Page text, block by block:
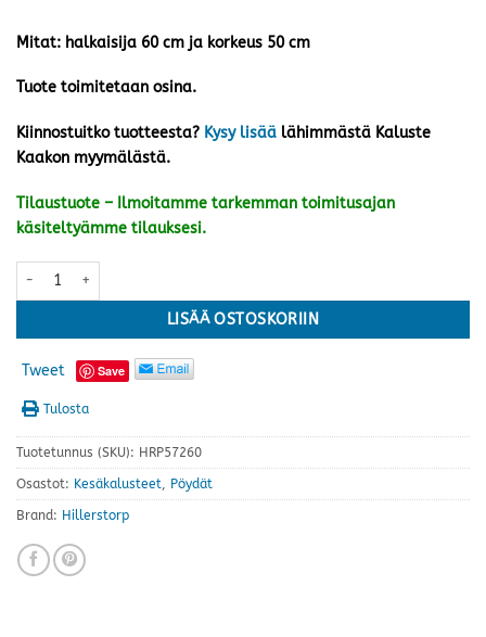
Mitat: halkaisija 60 cm ja korkeus 50 cm
Tuote toimitetaan osina.
Kiinnostuitko tuotteesta? Kysy lisää lähimmästä Kaluste
Kaakon myymälästä.
Tilaustuote – Ilmoitamme tarkemman toimitusajan
käsiteltyämme tilauksesi.
Leicester sohvapöytä ø 60 cm, greige määrä
LISÄÄ OSTOSKORIIN
Tweet Save
Tulosta
Tuotetunnus (SKU): HRP57260
Osastot: Kesäkalusteet, Pöydät
Brand: Hillerstorp